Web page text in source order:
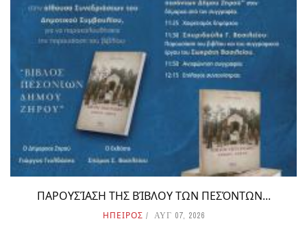
ΠΑΡΟΥΣΊΑΣΗ ΤΗΣ ΒΊΒΛΟΥ ΤΩΝ ΠΕΣΌΝΤΩΝ...
ΗΠΕΙΡΟΣ ΑΥΓ 07, 2026